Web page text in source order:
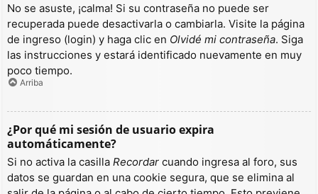
No se asuste, ¡calma! Si su contraseña no puede ser
recuperada puede desactivarla o cambiarla. Visite la página
de ingreso (login) y haga clic en Olvidé mi contraseña. Siga
las instrucciones y estará identificado nuevamente en muy
poco tiempo.
Arriba
¿Por qué mi sesión de usuario expira
automáticamente?
Si no activa la casilla Recordar cuando ingresa al foro, sus
datos se guardan en una cookie segura, que se elimina al